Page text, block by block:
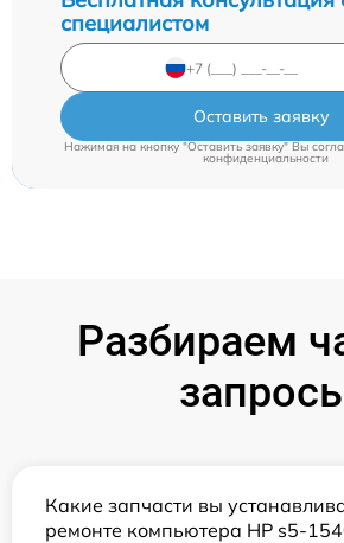
специалистом
Оставить заявку
Нажимая на кнопку "Оставить заявку" Вы
конфиденциальности
Разбираем
Какие запчасти вы
ремонте компьютера HP s5-